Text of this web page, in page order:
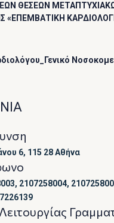
ΘΕΣΕΩΝ
«ΕΠΕΜΒΑΤΙΚΗ
6, 115 28 Αθήνα
2107258004,